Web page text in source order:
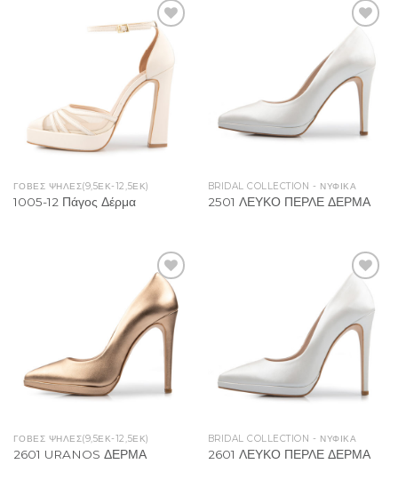
Add to
Wishlist
ΓΟΒΕΣ ΨΗΛΕΣ(9,5ΕΚ-12,5ΕΚ)
1005-12 Πάγος Δέρμα
Add to
Wishlist
BRIDAL COLLECTION - ΝΥΦΙΚΑ
2501 ΛΕΥΚΟ ΠΕΡΛΕ ΔΕΡΜΑ
Add to
Wishlist
ΓΟΒΕΣ ΨΗΛΕΣ(9,5ΕΚ-12,5ΕΚ)
2601 URANOS ΔΕΡΜΑ
Add to
BRIDAL COLLECTION - ΝΥΦΙΚΑ
2601 ΛΕΥΚΟ ΠΕΡΛΕ ΔΕΡΜΑ